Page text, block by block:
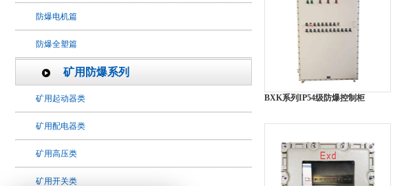
防爆电机篇
防爆全塑篇
矿用防爆系列
矿用起动器类
矿用配电器类
矿用高压类
矿用开关类
BXK系列IP54级防爆控制柜